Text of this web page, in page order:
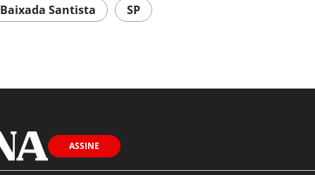
Baixada Santista SP
ASSINE